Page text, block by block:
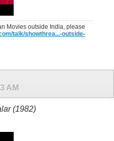
Movies outside India, please
talk/showthrea...-outside-
AM
(1982)